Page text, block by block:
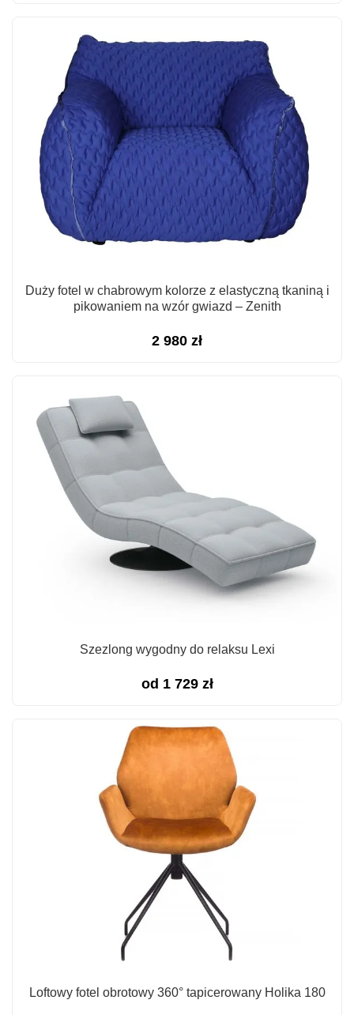
Duży fotel w chabrowym kolorze z elastyczną tkaniną i
pikowaniem na wzór gwiazd – Zenith
2 980 zł
Szezlong wygodny do relaksu Lexi
od 1 729 zł
Loftowy fotel obrotowy 360° tapicerowany Holika 180